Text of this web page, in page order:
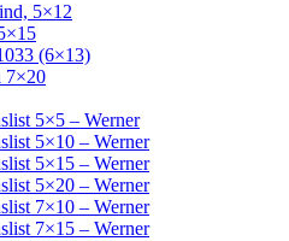
5×12
(6×13)
7×20
5×5 – Werner
5×10 – Werner
5×15 – Werner
5×20 – Werner
7×10 – Werner
7×15 – Werner